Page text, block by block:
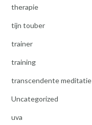
therapie
tijn touber
trainer
training
transcendente meditatie
Uncategorized
uva